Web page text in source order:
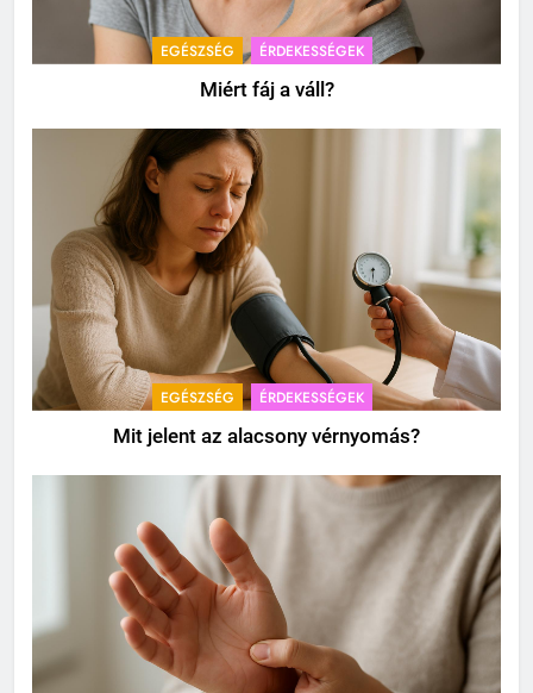
EGÉSZSÉG ÉRDEKESSÉGEK
Miért fáj a váll?
EGÉSZSÉG ÉRDEKESSÉGEK
Mit jelent az alacsony vérnyomás?